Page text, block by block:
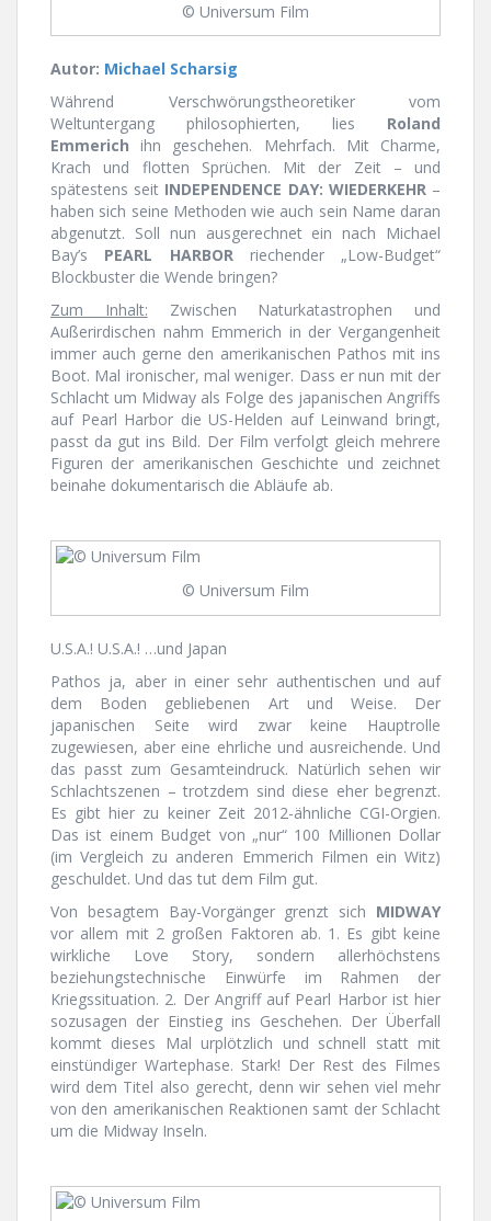
© Universum Film
Autor: Michael Scharsig
Während Verschwörungstheoretiker vom
Weltuntergang philosophierten, lies Roland
Emmerich ihn geschehen. Mehrfach. Mit Charme,
Krach und flotten Sprüchen. Mit der Zeit – und
spätestens seit INDEPENDENCE DAY: WIEDERKEHR–
haben sich seine Methoden wie auch sein Name daran
abgenutzt. Soll nun ausgerechnet ein nach Michael
Bay’s PEARL HARBORriechender „Low-Budget“
Blockbuster die Wende bringen?
Zum Inhalt: Zwischen Naturkatastrophen und
Außerirdischen nahm Emmerich in der Vergangenheit
immer auch gerne den amerikanischen Pathos mit ins
Boot. Mal ironischer, mal weniger. Dass er nun mit der
Schlacht um Midway als Folge des japanischen Angriffs
auf Pearl Harbor die US-Helden auf Leinwand bringt,
passt da gut ins Bild. Der Film verfolgt gleich mehrere
Figuren der amerikanischen Geschichte und zeichnet
beinahe dokumentarisch die Abläufe ab.
© Universum Film
U.S.A.! U.S.A.! …und Japan
Pathos ja, aber in einer sehr authentischen und auf
dem Boden gebliebenen Art und Weise. Der
japanischen Seite wird zwar keine Hauptrolle
zugewiesen, aber eine ehrliche und ausreichende. Und
das passt zum Gesamteindruck. Natürlich sehen wir
Schlachtszenen – trotzdem sind diese eher begrenzt.
Es gibt hier zu keiner Zeit 2012-ähnliche CGI-Orgien.
Das ist einem Budget von „nur“ 100 Millionen Dollar
(im Vergleich zu anderen Emmerich Filmen ein Witz)
geschuldet. Und das tut dem Film gut.
Von besagtem Bay-Vorgänger grenzt sich MIDWAY
vor allem mit 2 großen Faktoren ab. 1. Es gibt keine
wirkliche Love Story, sondern allerhöchstens
beziehungstechnische Einwürfe im Rahmen der
Kriegssituation. 2. Der Angriff auf Pearl Harbor ist hier
sozusagen der Einstieg ins Geschehen. Der Überfall
kommt dieses Mal urplötzlich und schnell statt mit
einstündiger Wartephase. Stark! Der Rest des Filmes
wird dem Titel also gerecht, denn wir sehen viel mehr
von den amerikanischen Reaktionen samt der Schlacht
um die Midway Inseln.